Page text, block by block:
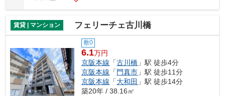
賃貸 | マンション フェリーチェ古川橋
敷0
6.1万円
京阪本線 「古川橋 」駅 徒歩4分
京阪本線 「 門真市 」駅 徒歩11分
京阪本線 「大和田 」駅 徒歩14分
築20年 / 38.16㎡